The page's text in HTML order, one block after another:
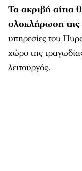
Τα ακριβή αίτια
ολοκλήρωση της
υπηρεσίες του
χώρο της
λειτουργός.